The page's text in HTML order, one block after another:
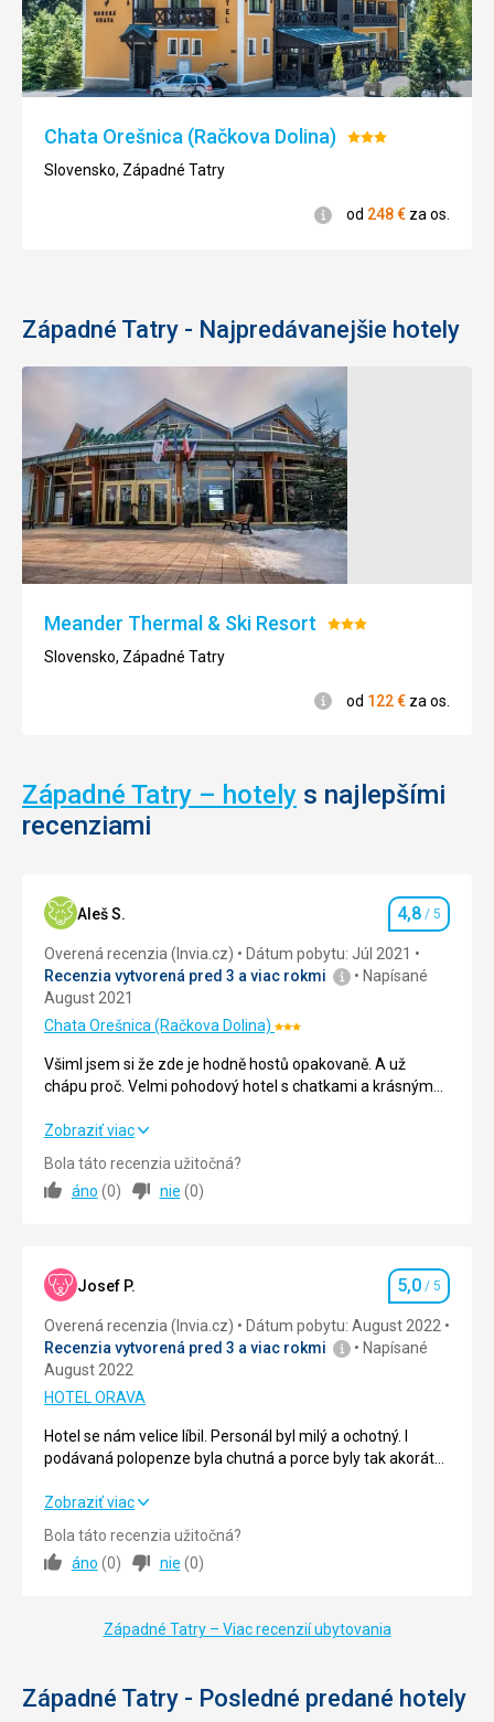
Chata Orešnica (Račkova Dolina) Hodnotenie:
Slovensko, Západné Tatry
Informácie
od 248€ za os.
Západné Tatry - Najpredávanejšie hotely
Meander Thermal & Ski Resort Hodnotenie:
Slovensko, Západné Tatry
Informácie
od 122€ za os.
Západné Tatry – hotely s najlepšími
recenziami
Aleš S. Hodnotenie
4,8 / 5
Overená recenzia (Invia.cz)
Dátum pobytu: Júl 2021
Recenzia vytvorená pred 3 a viac rokmi
Napísané
August 2021
Chata Orešnica (Račkova Dolina)Hodnotenie:
3/5
Všiml jsem si že zde je hodně hostů opakovaně. A už
chápu proč. Velmi pohodový hotel s chatkami a krásným
spousty lesních plodů a bylin. A příjezdová cesta od
Všiml jsem si že zde je hodně hostů opakovaně. A už
okolím... hory, skanzen, minerální pramen, potoky a
spousty lesních plodů a bylin. A příjezdová cesta od
Ubytovanie 5,0/ 5
Okolie 5,0
Služby
Cena
Strava
Chutnalo mi
Ubytovanie
Základní, není to nic pro wellness povaleče ale vždy v
Táto recenzia bola preložená automaticky pomocou
Zobraziť viac
Bola táto recenzia užitočná?
áno (0) nie (0)
Josef P. Hodnotenie
5,0 / 5
Overená recenzia (Invia.cz)
Dátum pobytu: August 2022
Recenzia vytvorená pred 3 a viac rokmi
Napísané
August 2022
HOTEL ORAVA
Hotel se nám velice líbil. Personál byl milý a ochotný. I
podávaná polopenze byla chutná a porce byly tak akorát
Hotel se nám velice líbil. Personál byl milý a ochotný. I
????
Ubytovanie
Zobraziť viac
Bola táto recenzia užitočná?
áno (0) nie (0)
Západné Tatry – Viac recenzií ubytovania
Západné Tatry - Posledné predané hotely